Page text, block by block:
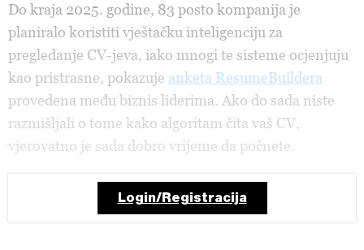
Do kraja 2025. godine, 83 posto kompanija je
planiralo koristiti vještačku inteligenciju za
pregledanje CV-jeva, iako mnogi te sisteme ocjenjuju
kao pristrasne, pokazuje anketa ResumeBuildera
provedena među biznis liderima. Ako do sada niste
razmišljali o tome kako algoritam čita vaš CV,
vjerovatno je sada dobro vrijeme da počnete.
Login/Registracija